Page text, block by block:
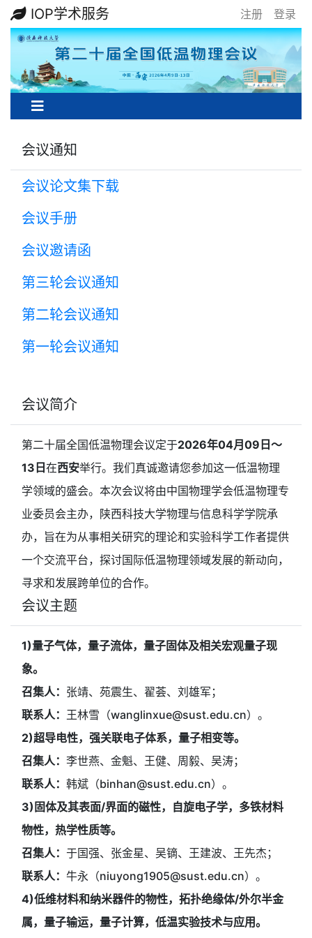
IOP学术服务 注册 登录
会议通知
会议论文集下载
会议手册
会议邀请函
第三轮会议通知
第二轮会议通知
第一轮会议通知
会议简介
第二十届全国低温物理会议定于2026年04月09日～
13日在西安举行。我们真诚邀请您参加这一低温物理
学领域的盛会。本次会议将由中国物理学会低温物理专
业委员会主办，陕西科技大学物理与信息科学学院承
办，旨在为从事相关研究的理论和实验科学工作者提供
一个交流平台，探讨国际低温物理领域发展的新动向，
寻求和发展跨单位的合作。
会议主题
1)量子气体，量子流体，量子固体及相关宏观量子现
象。
召集人： 张靖、苑震生、翟荟、刘雄军；
联系人： 王林雪（wanglinxue@sust.edu.cn）。
2)超导电性，强关联电子体系，量子相变等。
召集人： 李世燕、金魁、王健、周毅、吴涛；
联系人： 韩斌（binhan@sust.edu.cn）。
3)固体及其表面/界面的磁性，自旋电子学，多铁材料
物性，热学性质等。
召集人： 于国强、张金星、吴镝、王建波、王先杰；
联系人： 牛永（niuyong1905@sust.edu.cn）。
4)低维材料和纳米器件的物性，拓扑绝缘体/外尔半金
属，量子输运，量子计算，低温实验技术与应用。